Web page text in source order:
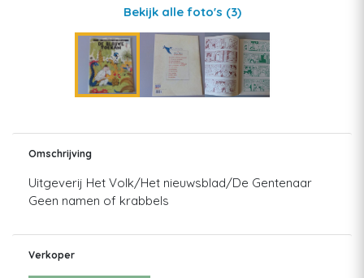
Bekijk alle foto's (3)
Omschrijving
Uitgeverij Het Volk/Het nieuwsblad/De Gentenaar
Geen namen of krabbels
Verkoper